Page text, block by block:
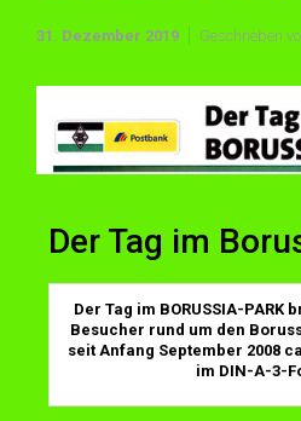
31. Dezember 2019 Geschrieben
Der Tag im
Der Tag im BORUSSIA-PARK
Besucher rund um den
seit Anfang September 2008
im DIN-A-3-